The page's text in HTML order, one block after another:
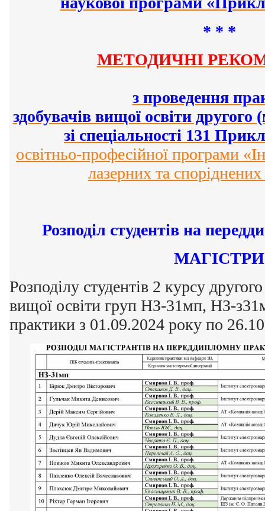
* * *
МЕТОДИЧНІ
з проведення
здобувачів вищої освіти другого
зі спеціальності 131
освітньо-професійної програми
лазерних та
Розподіл студентів на
МАГІСТРИ
Розподілу студентів 2 курсу
вищої освіти груп НЗ-31мп, НЗ-
практики з 01.09.2024 року по